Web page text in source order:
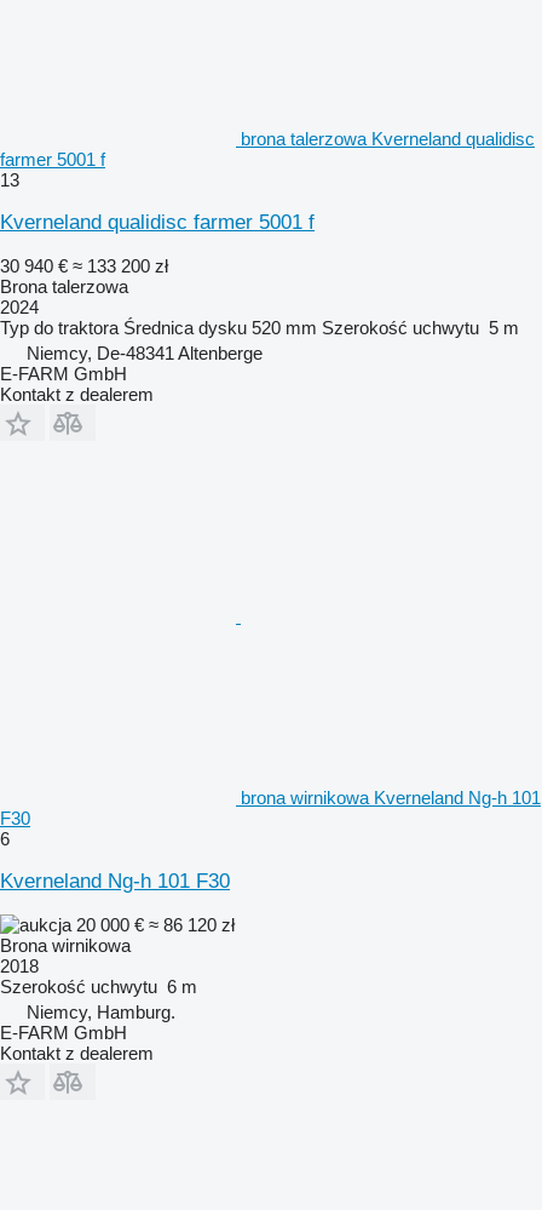
brona talerzowa Kverneland qualidisc
farmer 5001 f
13
Kverneland qualidisc farmer 5001 f
30 940 € ≈ 133 200 zł
Brona talerzowa
2024
Typ do traktora Średnica dysku 520 mm Szerokość uchwytu 5 m
Niemcy, De-48341 Altenberge
E-FARM GmbH
Kontakt z dealerem
brona wirnikowa Kverneland Ng-h 101
F30
6
Kverneland Ng-h 101 F30
20 000 € ≈ 86 120 zł
Brona wirnikowa
2018
Szerokość uchwytu 6 m
Niemcy, Hamburg.
E-FARM GmbH
Kontakt z dealerem